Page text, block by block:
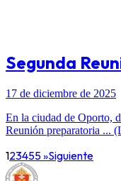
Segunda
17 de diciembre de 2025
En la ciudad de Oporto,
Reunión preparatoria ...
123455 »Siguiente